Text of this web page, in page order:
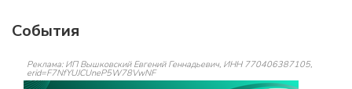
События
Реклама: ИП Вышковский Евгений Геннадьевич, ИНН 770406387105,
erid=F7NfYUJCUneP5W78VwNF